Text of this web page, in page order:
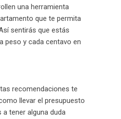
una herramienta
que te permita
sentirás que estás
peso y cada centavo en
recomendaciones te
llevar el presupuesto
a tener alguna duda